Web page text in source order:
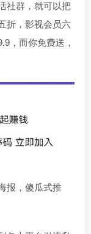
社群，就可以把
折，影视会员六
，而你免费送，
报，傻瓜式推